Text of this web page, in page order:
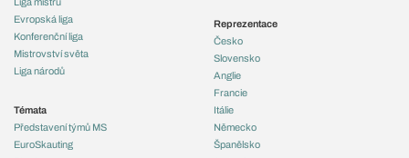
Evropská liga
Konferenční liga
Mistrovství světa
Liga národů
Témata
Představení týmů MS
EuroSkauting
Reprezentace
Česko
Slovensko
Anglie
Francie
Itálie
Německo
Španělsko